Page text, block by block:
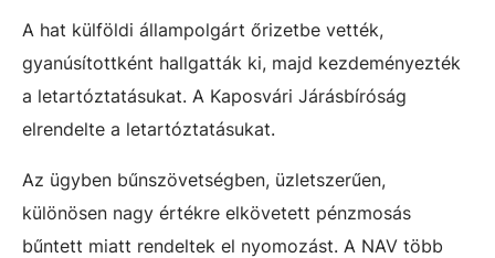
A hat külföldi állampolgárt őrizetbe vették,
gyanúsítottként hallgatták ki, majd kezdeményezték
a letartóztatásukat. A Kaposvári Járásbíróság
elrendelte a letartóztatásukat.
Az ügyben bűnszövetségben, üzletszerűen,
különösen nagy értékre elkövetett pénzmosás
bűntett miatt rendeltek el nyomozást. A NAV több